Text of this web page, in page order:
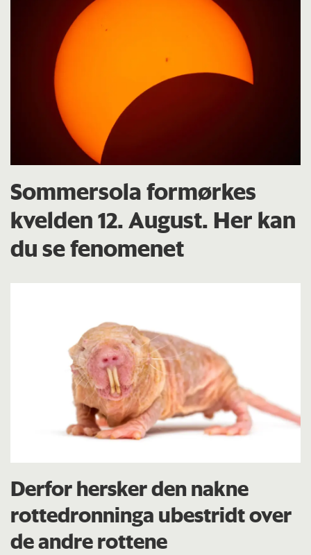
Sommersola formørkes
kvelden 12. August. Her kan
du se fenomenet
Derfor hersker den nakne
rottedronninga ubestridt over
de andre rottene